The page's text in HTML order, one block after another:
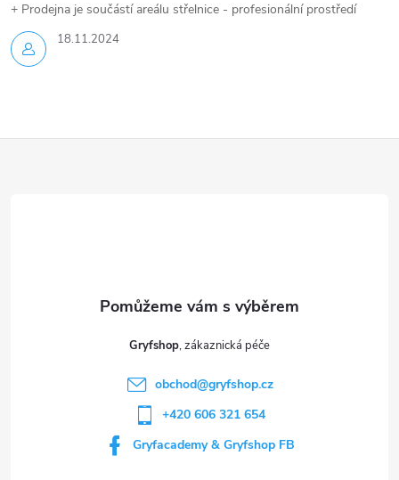
18.11.2024
+ Prodejna je součástí areálu střelnice - profesionální prostředí
Gryfshop
obchod@gryfshop.cz
+420 606 321 654
Gryfacademy & Gryfshop FB